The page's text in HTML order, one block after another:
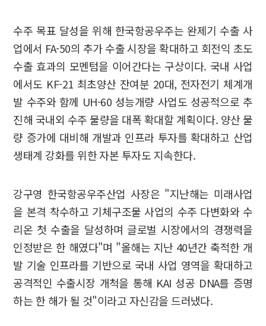
수주 목표 달성을 위해 한국항공우주는 완제기 수출 사
업에서 FA-50의 추가 수출 시장을 확대하고 회전익 초도
수출 효과의 모멘텀을 이어간다는 구상이다. 국내 사업
에서도 KF-21 최초양산 잔여분 20대, 전자전기 체계개
발 수주와 함께 UH-60 성능개량 사업도 성공적으로 추
진해 국내외 수주 물량을 대폭 확대할 계획이다. 양산 물
량 증가에 대비해 개발과 인프라 투자를 확대하고 산업
생태계 강화를 위한 자본 투자도 지속한다.
강구영 한국항공우주산업 사장은 "지난해는 미래사업
을 본격 착수하고 기체구조물 사업의 수주 다변화와 수
리온 첫 수출을 달성하며 글로벌 시장에서의 경쟁력을
인정받은 한 해였다"며 "올해는 지난 40년간 축적한 개
발 기술 인프라를 기반으로 국내 사업 영역을 확대하고
공격적인 수출시장 개척을 통해 KAI 성공 DNA를 증명
하는 한 해가 될 것"이라고 자신감을 드러냈다.